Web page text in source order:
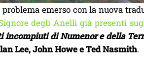
emerso con la nuova
degli Anelli già presenti
incompiuti di Numenor e della
Lee, John Howe e Ted Nasmith.